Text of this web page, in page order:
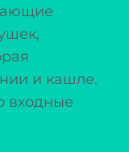
и кашле.
входные